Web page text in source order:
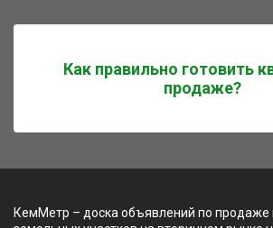
Как правильно готовить
продаже?
КемМетр – доска объявлений по продаже